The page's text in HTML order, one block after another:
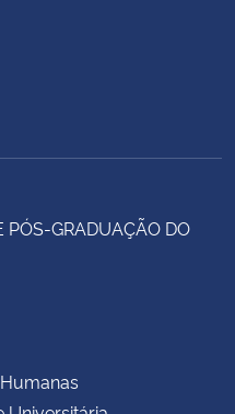
PÓS-GRADUAÇÃO DO